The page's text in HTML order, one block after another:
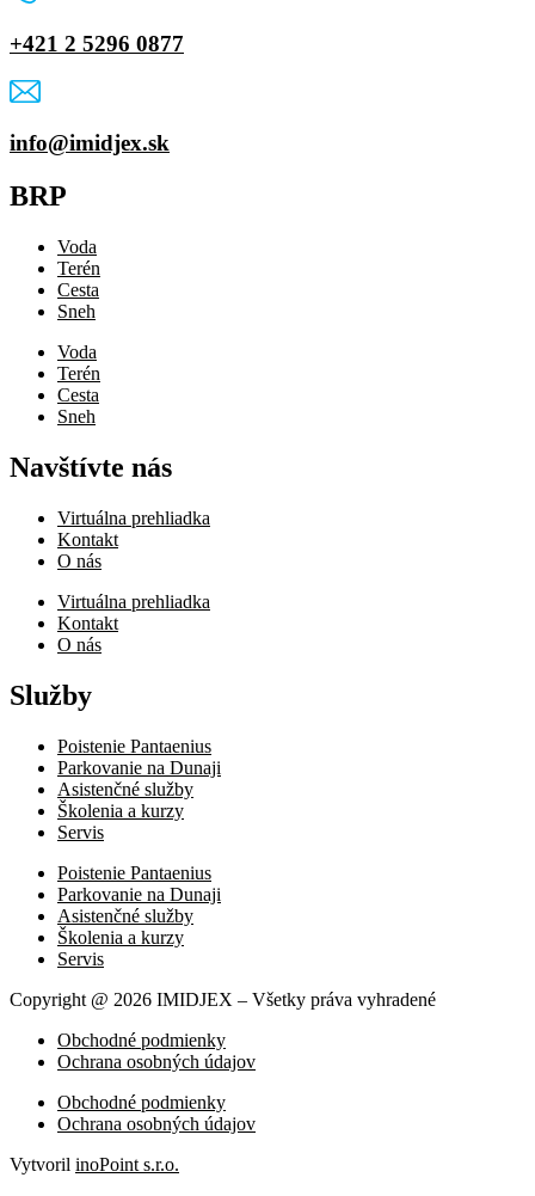
+421 2 5296 0877
info@imidjex.sk
BRP
Voda
Terén
Cesta
Sneh
Voda
Terén
Cesta
Sneh
Navštívte nás
Virtuálna prehliadka
Kontakt
O nás
Virtuálna prehliadka
Kontakt
O nás
Služby
Poistenie Pantaenius
Parkovanie na Dunaji
Asistenčné služby
Školenia a kurzy
Servis
Poistenie Pantaenius
Parkovanie na Dunaji
Asistenčné služby
Školenia a kurzy
Servis
Copyright @ 2026 IMIDJEX – Všetky práva vyhradené
Obchodné podmienky
Ochrana osobných údajov
Obchodné podmienky
Ochrana osobných údajov
Vytvoril inoPoint s.r.o.